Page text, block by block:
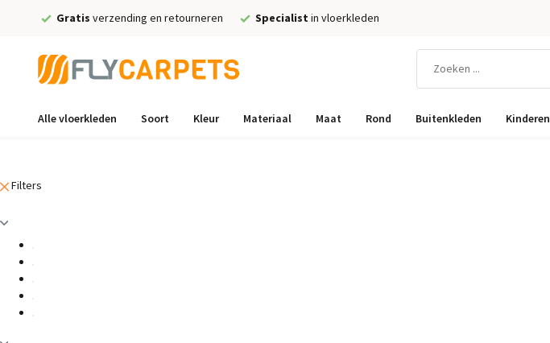
Gratis verzending en retourneren Specialist in vloerkleden
Alle vloerkleden Soort Kleur Materiaal Maat Rond Buitenkleden Kinderen
Filters